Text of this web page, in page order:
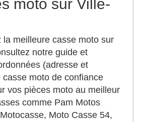
moto sur Ville-
la meilleure casse moto sur
notre guide et
(adresse et
moto de confiance
vos pièces moto au meilleur
comme Pam Motos
Moto Casse 54,